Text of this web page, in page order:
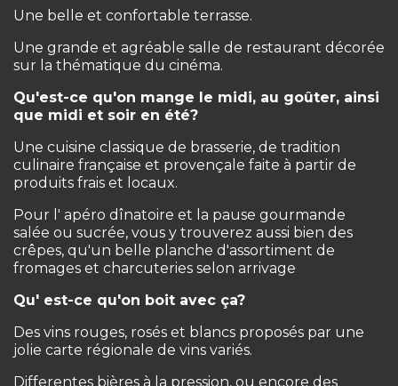
Une belle et confortable terrasse.
Une grande et agréable salle de restaurant décorée
sur la thématique du cinéma.
Qu'est-ce qu'on mange le midi, au goûter, ainsi
que midi et soir en été?
Une cuisine classique de brasserie, de tradition
culinaire française et provençale faite à partir de
produits frais et locaux.
Pour l' apéro dînatoire et la pause gourmande
salée ou sucrée, vous y trouverez aussi bien des
crêpes, qu'un belle planche d'assortiment de
fromages et charcuteries selon arrivage
Qu' est-ce qu'on boit avec ça?
Des vins rouges, rosés et blancs proposés par une
jolie carte régionale de vins variés.
Differentes bières à la pression, ou encore des